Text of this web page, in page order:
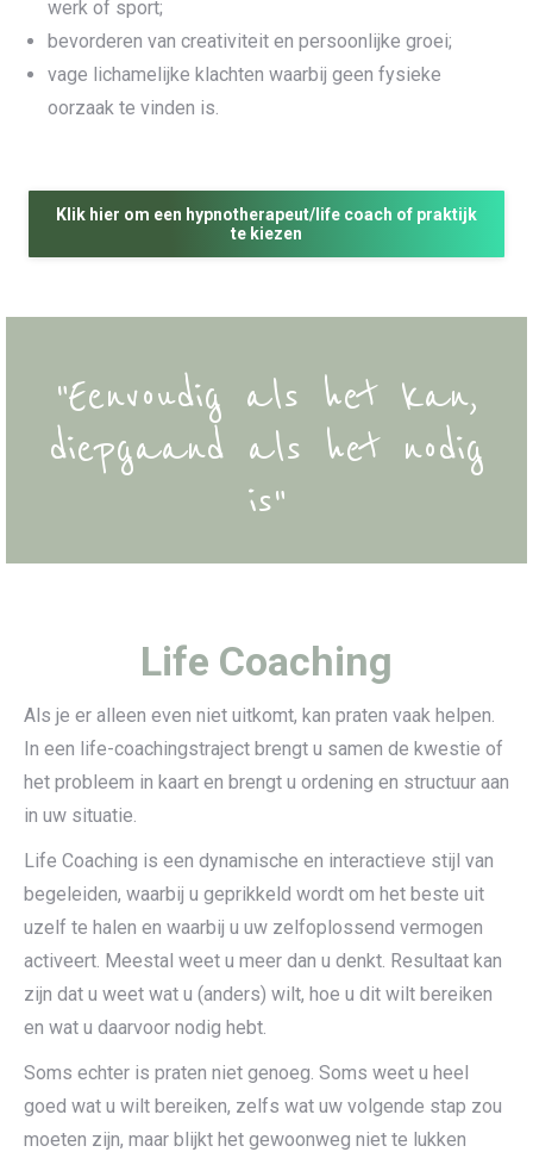
werk of sport;
bevorderen van creativiteit en persoonlijke groei;
vage lichamelijke klachten waarbij geen fysieke
oorzaak te vinden is.
Klik hier om een hypnotherapeut/life coach of praktijk
te kiezen
"Eenvoudig als het kan,
diepgaand als het nodig
is"
Life Coaching
Als je er alleen even niet uitkomt, kan praten vaak helpen.
In een life-coachingstraject brengt u samen de kwestie of
het probleem in kaart en brengt u ordening en structuur aan
in uw situatie.
Life Coaching is een dynamische en interactieve stijl van
begeleiden, waarbij u geprikkeld wordt om het beste uit
uzelf te halen en waarbij u uw zelfoplossend vermogen
activeert. Meestal weet u meer dan u denkt. Resultaat kan
zijn dat u weet wat u (anders) wilt, hoe u dit wilt bereiken
en wat u daarvoor nodig hebt.
Soms echter is praten niet genoeg. Soms weet u heel
goed wat u wilt bereiken, zelfs wat uw volgende stap zou
moeten zijn, maar blijkt het gewoonweg niet te lukken